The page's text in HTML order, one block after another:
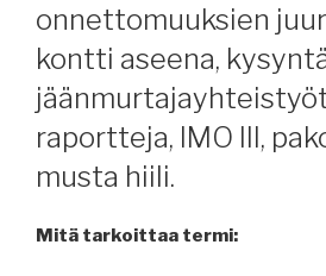
onnettomuuksien
kontti aseena,
raportteja, IMO III,
musta hiili.
Mitä tarkoittaa termi: